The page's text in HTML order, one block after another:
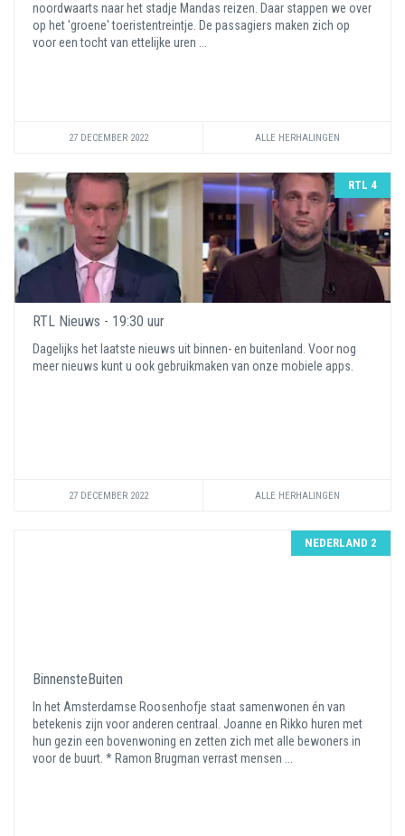
noordwaarts naar het stadje Mandas reizen. Daar stappen we over
op het 'groene' toeristentreintje. De passagiers maken zich op
voor een tocht van ettelijke uren ...
27 DECEMBER 2022 ALLE HERHALINGEN
RTL 4
RTL Nieuws - 19:30 uur
Dagelijks het laatste nieuws uit binnen- en buitenland. Voor nog
meer nieuws kunt u ook gebruikmaken van onze mobiele apps.
27 DECEMBER 2022 ALLE HERHALINGEN
NEDERLAND 2
BinnensteBuiten
In het Amsterdamse Roosenhofje staat samenwonen én van
betekenis zijn voor anderen centraal. Joanne en Rikko huren met
hun gezin een bovenwoning en zetten zich met alle bewoners in
voor de buurt. * Ramon Brugman verrast mensen ...